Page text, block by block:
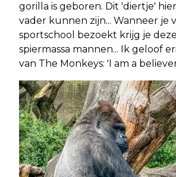
gorilla is geboren. Dit 'diertje'
vader kunnen zijn... Wanneer je
sportschool bezoekt krijg je
spiermassa mannen... Ik geloof
van The Monkeys: 'I am a